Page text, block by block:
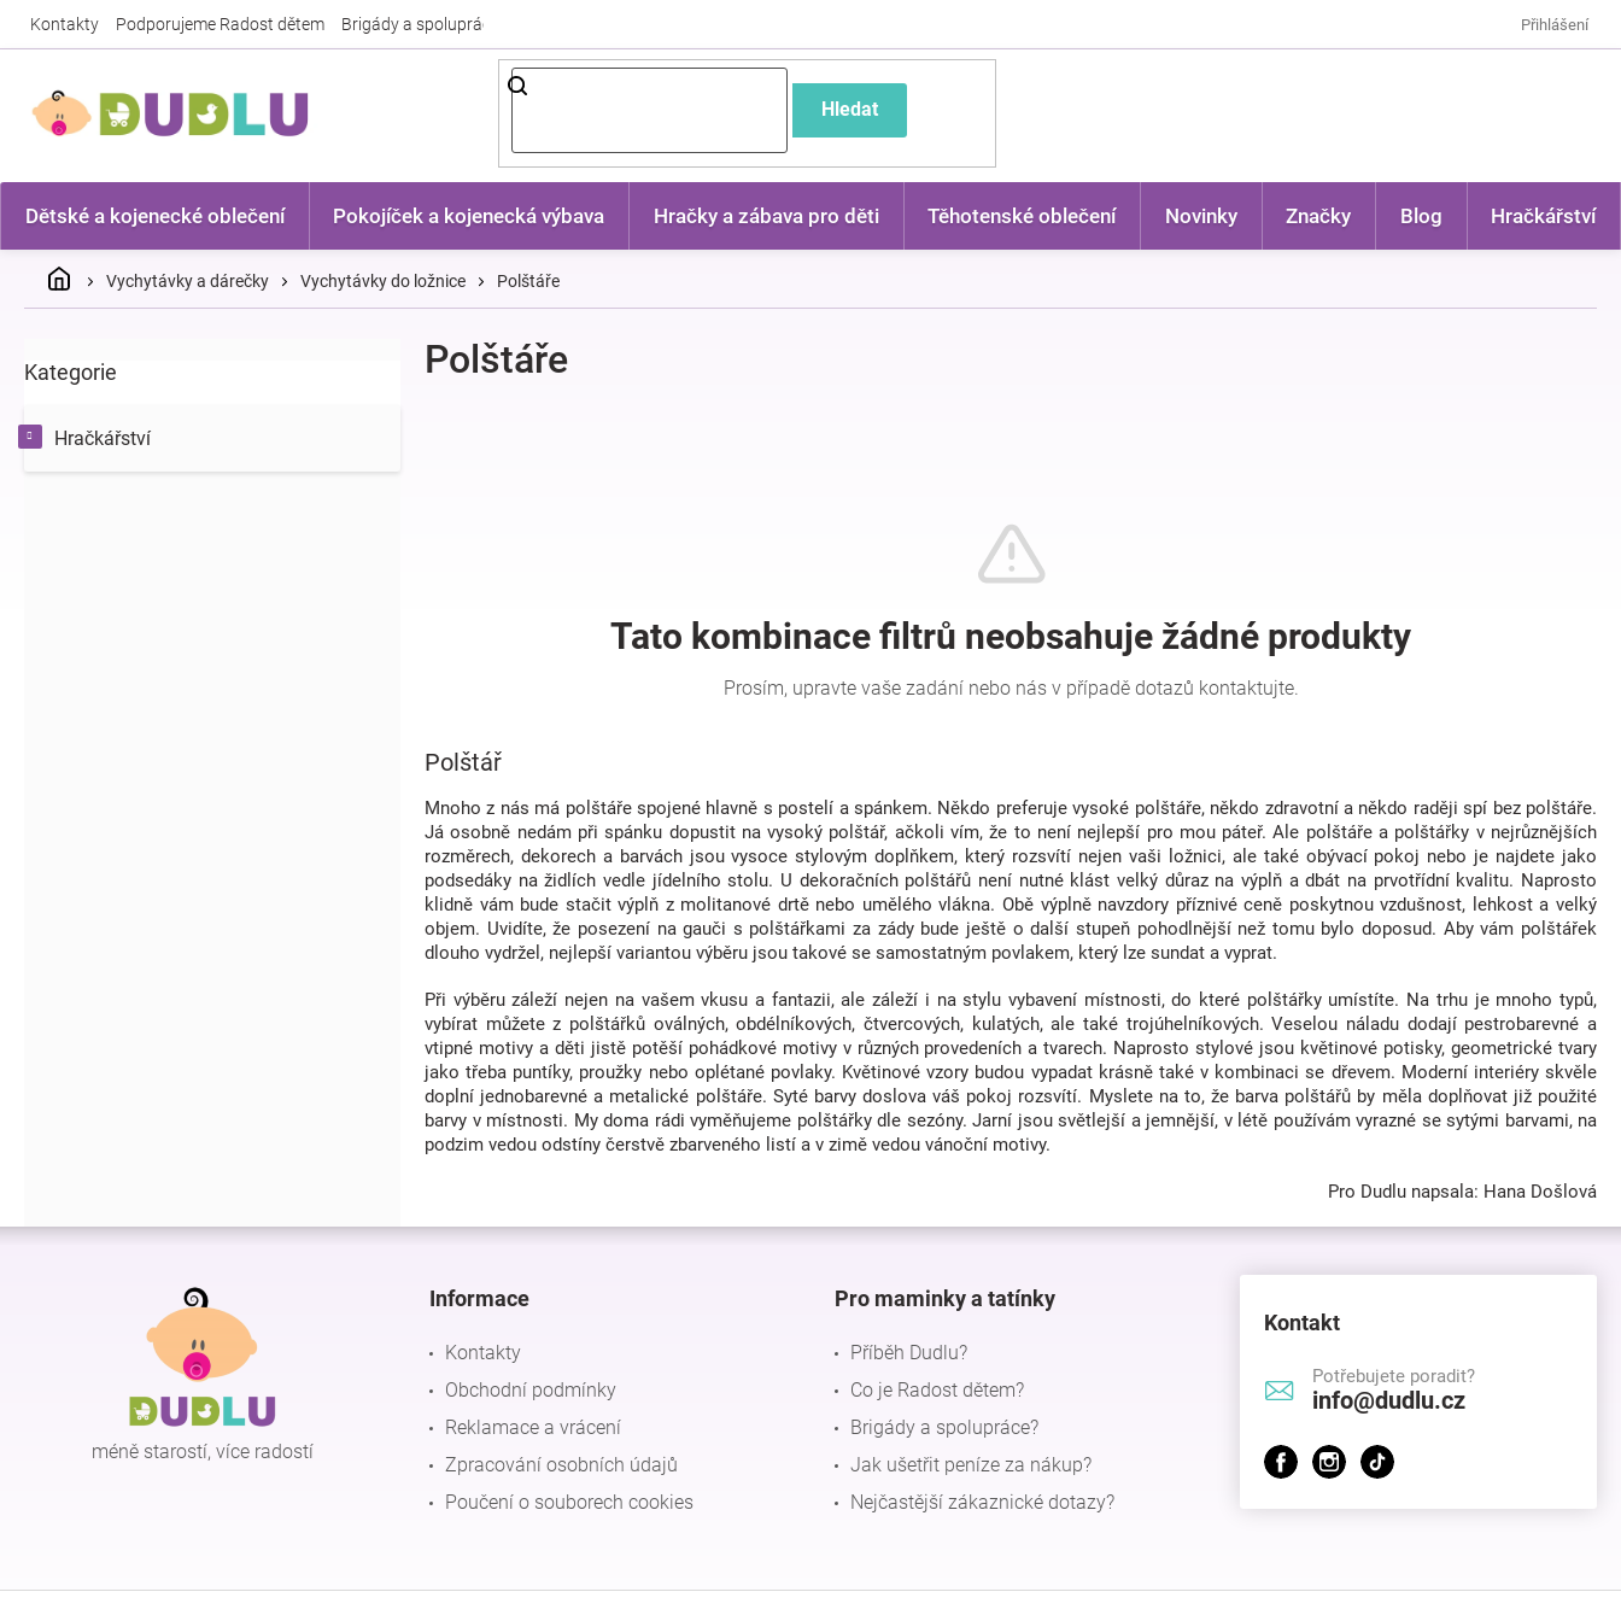
Kontakty Podporujeme Radost dětem Brigády a spolupráce Přihlášení
Hledat
Dětské a kojenecké oblečení Pokojíček a kojenecká výbava Hračky a zábava pro děti Těhotenské oblečení Novinky Značky Blog Hračkářství
DomůVychytávky a dárečky Vychytávky do ložnice Polštáře
o
t
r
Přeskočit
Kategorie
Hračkářství
Polštáře
Polštář
Mnoho z nás má polštáře spojené hlavně s postelí a spánkem. Někdo preferuje vysoké polštáře, někdo zdravotní a někdo raději spí bez polštáře.
Já osobně nedám při spánku dopustit na vysoký polštář, ačkoli vím, že to není nejlepší pro mou páteř. Ale polštáře a polštářky v nejrůznějších
rozměrech, dekorech a barvách jsou vysoce stylovým doplňkem, který rozsvítí nejen vaši ložnici, ale také obývací pokoj nebo je najdete jako
podsedáky na židlích vedle jídelního stolu. U dekoračních polštářů není nutné klást velký důraz na výplň a dbát na prvotřídní kvalitu. Naprosto
klidně vám bude stačit výplň z molitanové drtě nebo umělého vlákna. Obě výplně navzdory příznivé ceně poskytnou vzdušnost, lehkost a velký
objem. Uvidíte, že posezení na gauči s polštářkami za zády bude ještě o další stupeň pohodlnější než tomu bylo doposud. Aby vám polštářek
dlouho vydržel, nejlepší variantou výběru jsou takové se samostatným povlakem, který lze sundat a vyprat.
Při výběru záleží nejen na vašem vkusu a fantazii, ale záleží i na stylu vybavení místnosti, do které polštářky umístíte. Na trhu je mnoho typů,
vybírat můžete z polštářků oválných, obdélníkových, čtvercových, kulatých, ale také trojúhelníkových. Veselou náladu dodají pestrobarevné a
vtipné motivy a děti jistě potěší pohádkové motivy v různých provedeních a tvarech. Naprosto stylové jsou květinové potisky, geometrické tvary
jako třeba puntíky, proužky nebo oplétané povlaky. Květinové vzory budou vypadat krásně také v kombinaci se dřevem. Moderní interiéry skvěle
doplní jednobarevné a metalické polštáře. Syté barvy doslova váš pokoj rozsvítí. Myslete na to, že barva polštářů by měla doplňovat již použité
barvy v místnosti. My doma rádi vyměňujeme polštářky dle sezóny. Jarní jsou světlejší a jemnější, v létě používám vyrazné se sytými barvami, na
podzim vedou odstíny čerstvě zbarveného listí a v zimě vedou vánoční motivy.
Pro Dudlu napsala: Hana Došlová
Z
méně starostí, více radostí
Informace
Kontakty
Obchodní podmínky
Reklamace a vrácení
Zpracování osobních údajů
Poučení o souborech cookies
Pro maminky a tatínky
Příběh Dudlu?
Co je Radost dětem?
Brigády a spolupráce?
Jak ušetřit peníze za nákup?
Nejčastější zákaznické dotazy?
Kontakt
Potřebujete poradit?
info@dudlu.cz